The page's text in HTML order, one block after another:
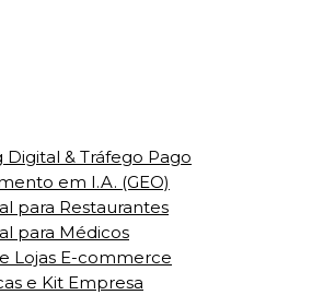
& Tráfego Pago
em I.A. (GEO)
para Restaurantes
para Médicos
Lojas E-commerce
e Kit Empresa